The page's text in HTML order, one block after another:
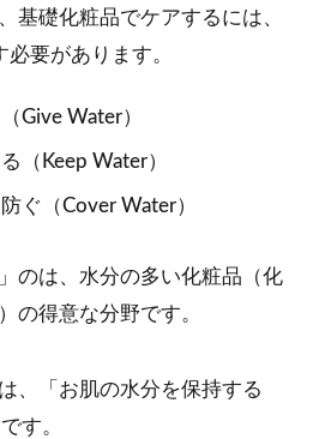
基礎化粧品でケアするには、
要があります。
Give Water）
（Keep Water）
ぐ（Cover Water）
のは、水分の多い化粧品（化
の得意な分野です。
、「お肌の水分を保持する
す。